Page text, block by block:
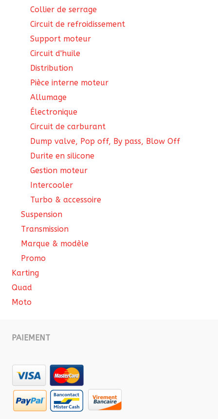
Collier de serrage
Circuit de refroidissement
Support moteur
Circuit d'huile
Distribution
Pièce interne moteur
Allumage
Électronique
Circuit de carburant
Dump valve, Pop off, By pass, Blow Off
Durite en silicone
Gestion moteur
Intercooler
Turbo & accessoire
Suspension
Transmission
Marque & modèle
Promo
Karting
Quad
Moto
PAIEMENT